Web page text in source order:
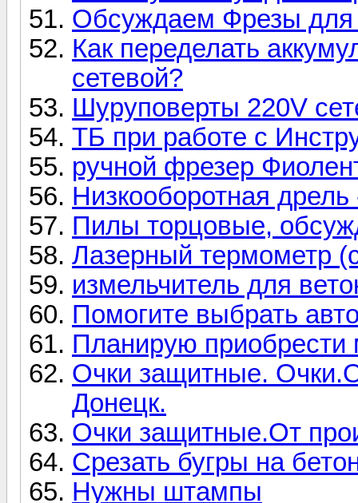
Обсуждаем Фрезы для
Как переделать
сетевой?
Шуруповерты 220V
ТБ при работе с
ручной фрезер
Низкооборотная
Пилы торцовые,
Лазерный термометр
измельчитель для
Помогите выбрать
Планирую приобрести
Очки защитные.
Донецк.
Очки защитные.От
Срезать бугры на
Нужны штампы